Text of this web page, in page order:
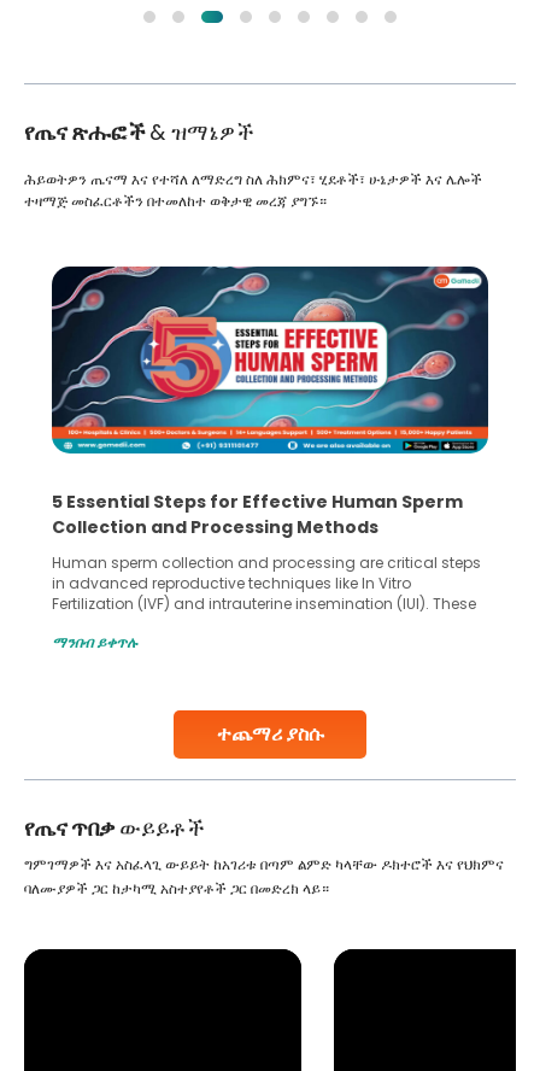
የጤና ጽሑፎች& ዝማኔዎች
ተጨማሪ ያስሱ
ሕይወትዎን ጤናማ እና የተሻለ ለማድረግ ስለ ሕክምና፣ ሂደቶች፣ ሁኔታዎች እና ሌሎች
ተዛማጅ መስፈርቶችን በተመለከተ ወቅታዊ መረጃ ያግኙ።
5 Essential Steps for Effective Human Sperm
Collection and Processing Methods
Human sperm collection and processing are critical steps
in advanced reproductive techniques like In Vitro
Fertilization (IVF) and intrauterine insemination (IUI). These
challenges and help couples achieve their dream of
collected, they process the
ማንበብ ይቀጥሉ
የጤና ጥበቃውይይቶች
ግምገማዎች እና አስፈላጊ ውይይት ከአገሪቱ በጣም ልምድ ካላቸው ዶክተሮች እና የህክምና
ባለሙያዎች ጋር ከታካሚ አስተያየቶች ጋር በመድረክ ላይ።